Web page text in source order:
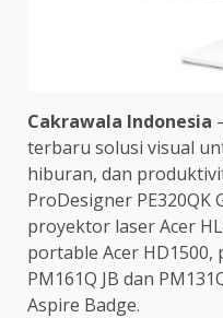
Cakrawala Indonesia
terbaru solusi visual
hiburan, dan
ProDesigner PE320QK
proyektor laser Acer
portable Acer
PM161Q JB dan
Aspire Badge.